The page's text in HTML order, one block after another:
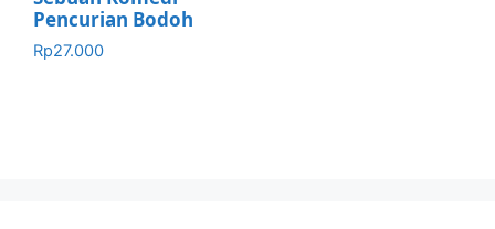
Pencurian Bodoh
Rp27.000